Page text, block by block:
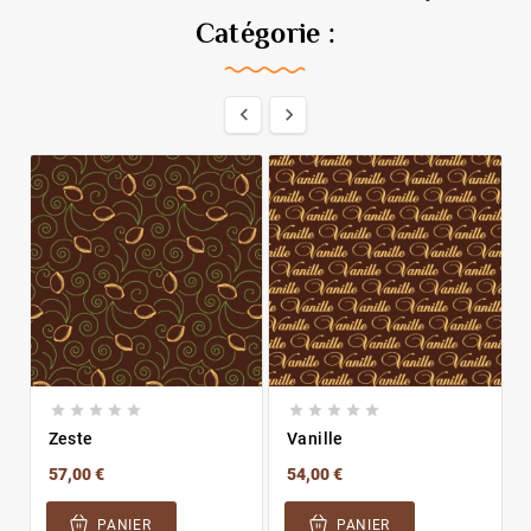
Catégorie :
 
    
Zeste
57,00 €
PANIER
    
Vanille
54,00 €
PANIER